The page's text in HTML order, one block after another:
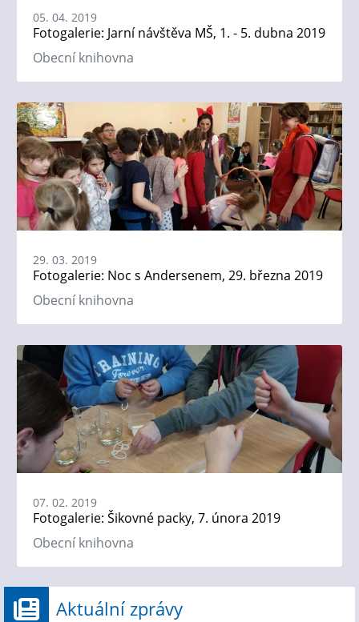
05. 04. 2019
Fotogalerie: Jarní návštěva MŠ, 1. - 5. dubna 2019
Obecní knihovna
29. 03. 2019
Fotogalerie: Noc s Andersenem, 29. března 2019
Obecní knihovna
07. 02. 2019
Fotogalerie: Šikovné packy, 7. února 2019
Obecní knihovna
Aktuální zprávy